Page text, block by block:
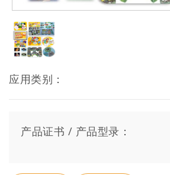
应用类别：
产品证书 / 产品型录：